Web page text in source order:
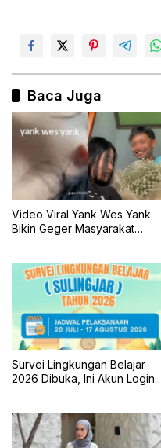
Baca Juga
Video Viral Yank Wes Yank
Bikin Geger Masyarakat
Survei Lingkungan Belajar
2026 Dibuka, Ini Akun Login,